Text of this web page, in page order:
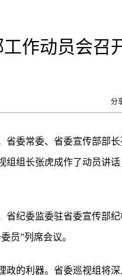
作动员会召
分
委常委、省委宣传部部
组长张虎成作了动员讲
纪委监委驻省委宣传部
员”列席会议。
的利器。省委巡视组将